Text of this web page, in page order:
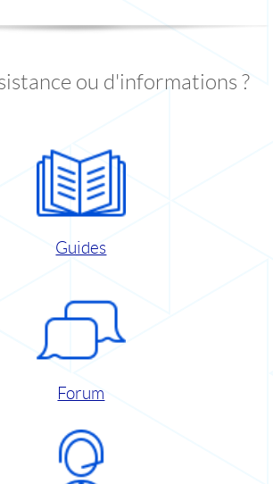
ou d'informations ?
Guides
Forum